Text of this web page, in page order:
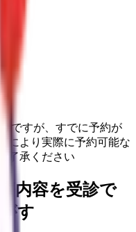
ですが、すでに予約が
により実際に予約可能な
了承ください
内容を受診で
す